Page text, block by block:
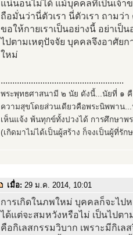
แน่นอนไม่ได้ แม้บุคคลที่เป็นเจ้า
ถือมั่นว่านี่ตัวเรา นี่ตัวเรา ถามว่า
ขอให้กายเราเป็นอย่างนี้ อย่าเป็
ไปตามเหตุปัจจัย บุคคลจึงอาศัย
ใหม่
.....................................................
พระพุทธศาสนามี ๒ นัย ดังนี้...นัยที่ ๑ คื
ความสุขโดยส่วนเดียวคือพระนิพพาน
เห็นแจ้ง พ้นทุกข์ทั้งปวงได้ การศึกษาพ
(เกิดมาไม่ได้เป็นผู้สร้าง ก็จงเป็นผู้ที่รั
เมื่อ: 29 ม.ค. 2014, 10:01
การเกิดในภพใหม่ บุคคลก็จะไป
ได้แต่จะสมหวังหรือไม่ เป็นไปต
คือกิเลสกรรมวิบาก เพราะมีกิเล